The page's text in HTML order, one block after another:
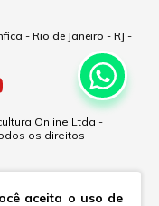
aceita o uso de
- Rio de Janeiro - RJ -
Online Ltda -
os direitos